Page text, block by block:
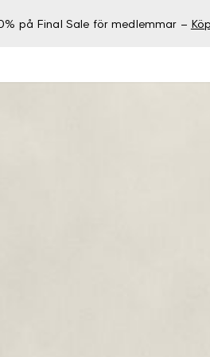
på Final Sale för medlemmar –